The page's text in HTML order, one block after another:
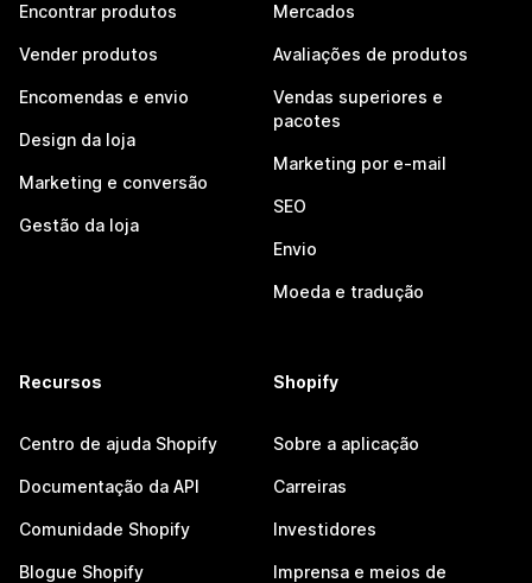
Encontrar produtos
Vender produtos
Encomendas e envio
Design da loja
Marketing e conversão
Gestão da loja
Mercados
Avaliações de produtos
Vendas superiores e
pacotes
Marketing por e-mail
SEO
Envio
Moeda e tradução
Recursos
Centro de ajuda Shopify
Documentação da API
Comunidade Shopify
Blogue Shopify
Shopify
Sobre a aplicação
Carreiras
Investidores
Imprensa e meios de